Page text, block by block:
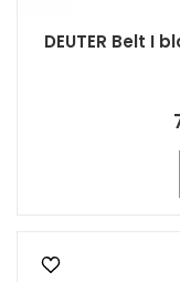
DEUTER Belt I